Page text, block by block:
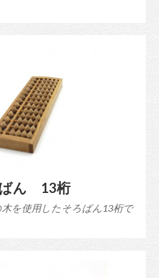
ん 13桁
を使用したそろばん13桁で